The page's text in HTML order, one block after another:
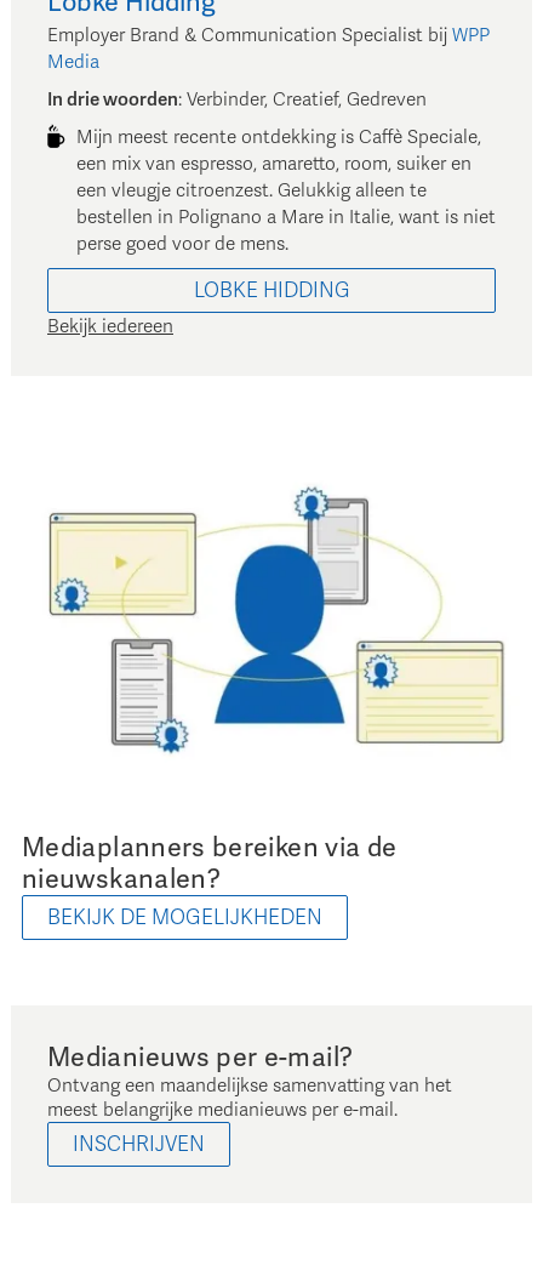
Employer Brand & Communication Specialist bij WPP
Media
In drie woorden: Verbinder, Creatief, Gedreven
Mijn meest recente ontdekking is Caffè Speciale,
een mix van espresso, amaretto, room, suiker en
een vleugje citroenzest. Gelukkig alleen te
bestellen in Polignano a Mare in Italie, want is niet
perse goed voor de mens.
LOBKE HIDDING
Bekijk iedereen
Mediaplanners bereiken via de
nieuwskanalen?
BEKIJK DE MOGELIJKHEDEN
Medianieuws per e-mail?
Ontvang een maandelijkse samenvatting van het
meest belangrijke medianieuws per e-mail.
INSCHRIJVEN